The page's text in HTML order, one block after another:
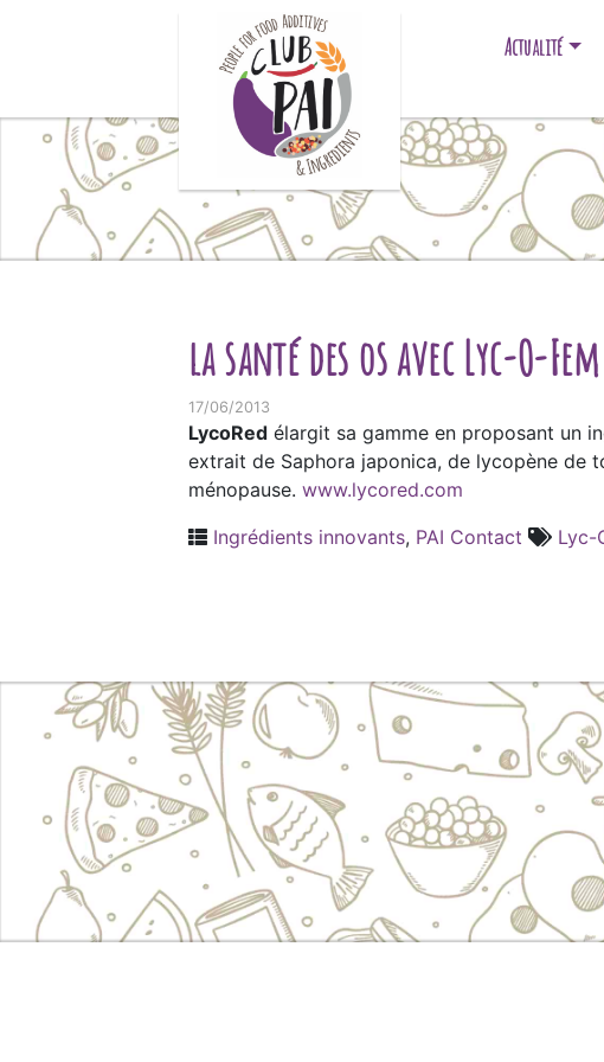
Actualité
la santé des os avec Lyc-O-Fem
17/06/2013
LycoRed élargit sa gamme en proposant un
extrait de Saphora japonica, de lycopène de
ménopause. www.lycored.com
Ingrédients innovants, PAI Contact Lyc-